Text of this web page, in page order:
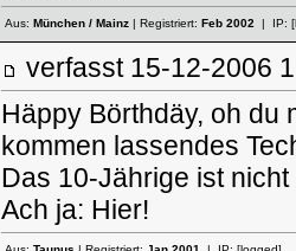
Aus: München / Mainz| Registriert: Feb 2002| IP:
verfasst 15-12-
Häppy Börthdäy, oh du
kommen lassendes
Das 10-Jährige ist nicht
Ach ja: Hier!